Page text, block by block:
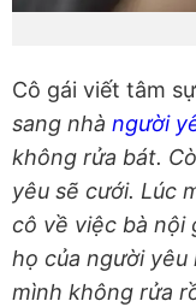
Cô gái viết tâm
sang nhà người
không rửa bát.
yêu sẽ cưới. Lúc
cô về việc bà nội
họ của người yêu
mình không rửa